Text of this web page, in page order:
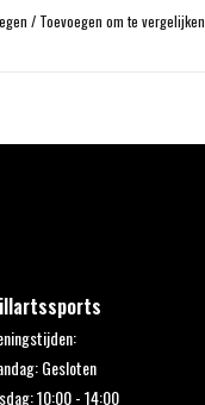
/ Toevoegen om te vergelijken
Gesloten
10:00 - 14:00